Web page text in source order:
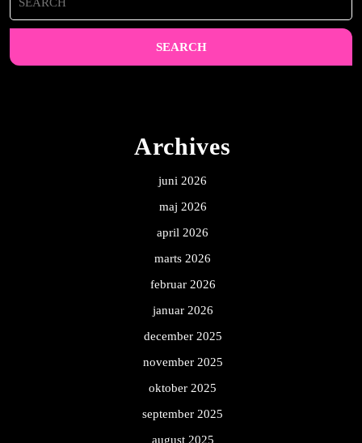
for:
Archives
juni 2026
maj 2026
april 2026
marts 2026
februar 2026
januar 2026
december 2025
november 2025
oktober 2025
september 2025
august 2025